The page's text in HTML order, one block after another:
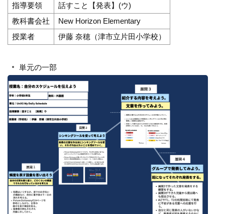
指導要領
話すこと【発表】(ウ)
教科書会社
New Horizon Elementary
授業者
伊藤 奈穂（津市立片田小学校）
単元の一部